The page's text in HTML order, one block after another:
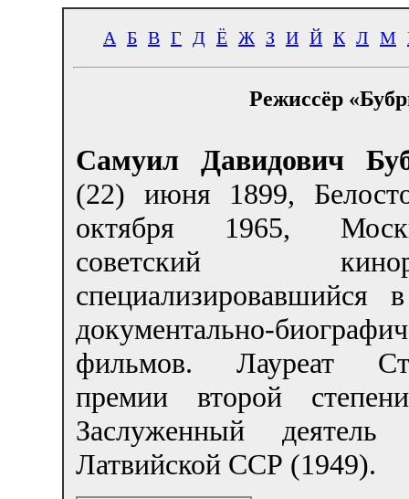
А Б В Г Д Ё Ж З И Й К Л М
Режиссёр
Самуил Давидович
(22) июня 1899,
октября 1965,
советский
специализировавшийся
документально-
фильмов. Лауреат
премии второй
Заслуженный деятель
Латвийской ССР (1949).